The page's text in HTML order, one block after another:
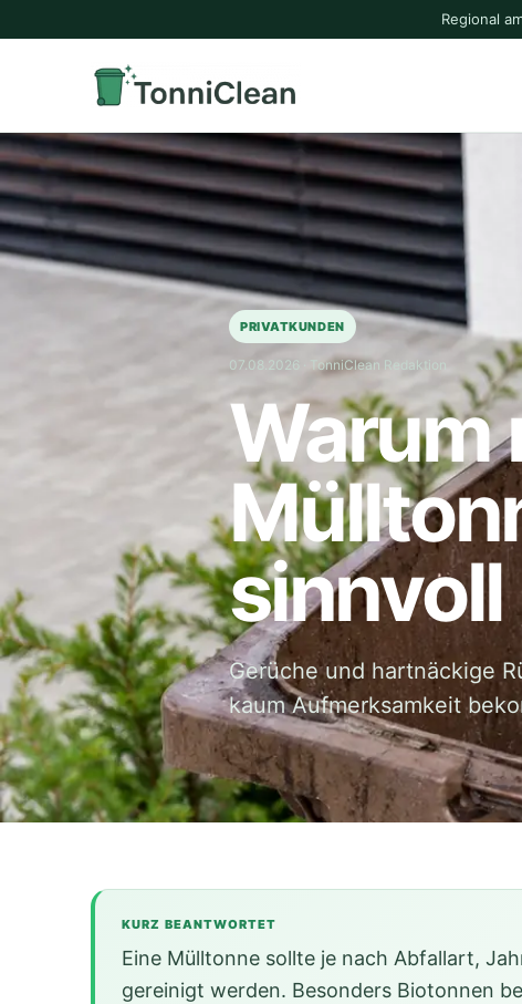
Regional
PRIVATKUNDEN
07.08.2026 · TonniClean Redaktion
Warum
sinnvoll
Gerüche und hartnäckige
kaum Aufmerksamkeit
KURZ BEANTWORTET
Eine Mülltonne sollte je nach Abfallart,
gereinigt werden. Besonders Biotonnen